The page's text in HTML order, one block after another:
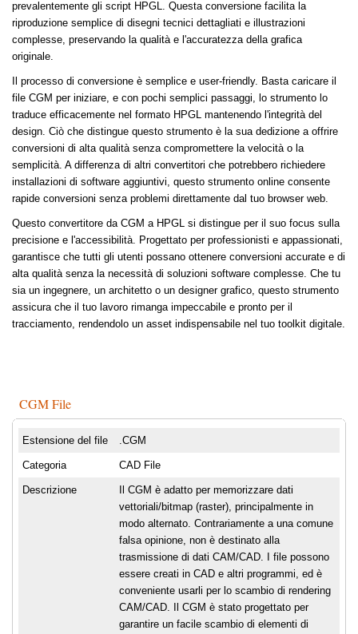
prevalentemente gli script HPGL. Questa conversione facilita la
riproduzione semplice di disegni tecnici dettagliati e illustrazioni
complesse, preservando la qualità e l'accuratezza della grafica
originale.
Il processo di conversione è semplice e user-friendly. Basta caricare il
file CGM per iniziare, e con pochi semplici passaggi, lo strumento lo
traduce efficacemente nel formato HPGL mantenendo l'integrità del
design. Ciò che distingue questo strumento è la sua dedizione a offrire
conversioni di alta qualità senza compromettere la velocità o la
semplicità. A differenza di altri convertitori che potrebbero richiedere
installazioni di software aggiuntivi, questo strumento online consente
rapide conversioni senza problemi direttamente dal tuo browser web.
Questo convertitore da CGM a HPGL si distingue per il suo focus sulla
precisione e l'accessibilità. Progettato per professionisti e appassionati,
garantisce che tutti gli utenti possano ottenere conversioni accurate e di
alta qualità senza la necessità di soluzioni software complesse. Che tu
sia un ingegnere, un architetto o un designer grafico, questo strumento
assicura che il tuo lavoro rimanga impeccabile e pronto per il
tracciamento, rendendolo un asset indispensabile nel tuo toolkit digitale.
CGM File
Estensione del file .CGM
Categoria CAD File
Descrizione
Il CGM è adatto per memorizzare dati
vettoriali/bitmap (raster), principalmente in
modo alternato. Contrariamente a una comune
falsa opinione, non è destinato alla
trasmissione di dati CAM/CAD. I file possono
essere creati in CAD e altri programmi, ed è
conveniente usarli per lo scambio di rendering
CAM/CAD. Il CGM è stato progettato per
garantire un facile scambio di elementi di